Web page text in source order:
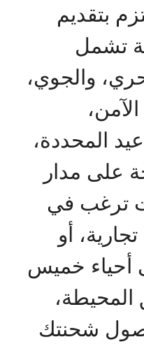
بتقديم
تشمل
والجوي،
المحددة،
على مدار
ترغب في
أو
أحياء خميس
شحنتك